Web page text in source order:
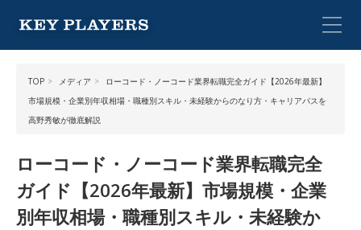
TOP メディア
ローコード・ノーコード業界転職完全ガイド【2026年最新】
市場規模・企業別年収相場・職種別スキル・未経験からのなり方・キャリアパスを
高野秀敏が徹底解説
ローコード・ノーコード業界転職完全
ガイド【2026年最新】市場規模・企業
別年収相場・職種別スキル・未経験か